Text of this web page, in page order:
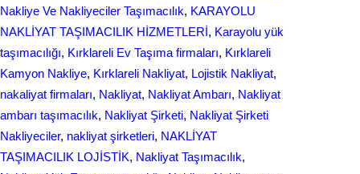
Nakliye Ve Nakliyeciler Taşımacılık, KARAYOLU
NAKLİYAT TAŞIMACILIK HİZMETLERİ, Karayolu yük
taşımacılığı, Kırklareli Ev Taşıma firmaları, Kırklareli
Kamyon Nakliye, Kırklareli Nakliyat, Lojistik Nakliyat
nakaliyat firmaları, Nakliyat, Nakliyat Ambarı, Nakliyat
ambarı taşımacılık, Nakliyat Şirketi, Nakliyat Şirketi
Nakliyeciler, nakliyat şirketleri, NAKLİYAT
TAŞIMACILIK LOJİSTİK, Nakliyat Taşımacılık